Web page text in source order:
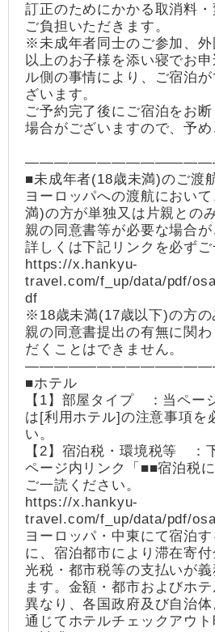
訂正のためにかかる取消料
ご負担いただきます。
※未成年者同士のご参加、外
以上のお子様を添い寝でお
ル側の事情により、ご宿泊
ざいます。
ご予約完了後にご宿泊をお断
場合がございますので、予め
■未成年者(18歳未満)のご渡
ヨーロッパへの渡航におい
満)の方が単独又は片親との
親の同意書等が必要な場合が
詳しくは下記リンクを必ずご
https://x.hankyu-
travel.com/f_up/data/pdf/
df
※18歳未満(17歳以下)の方の
親の同意書提出の有無に関
だくことはできません。
■ホテル
【1】部屋タイプ ：当ペー
は[利用ホテル]の注意事項を
い。
【2】宿泊税・環境税等 ：
ページ内リンク「■■宿泊税
ご一読ください。
https://x.hankyu-
travel.com/f_up/data/pdf/
ヨーロッパ・中東にて宿泊
に、宿泊都市により滞在寄
光税・都市税等の支払いが
ます。金額・都市およびホ
異なり、各国政府及び自治
通じてホテルチェックアウ